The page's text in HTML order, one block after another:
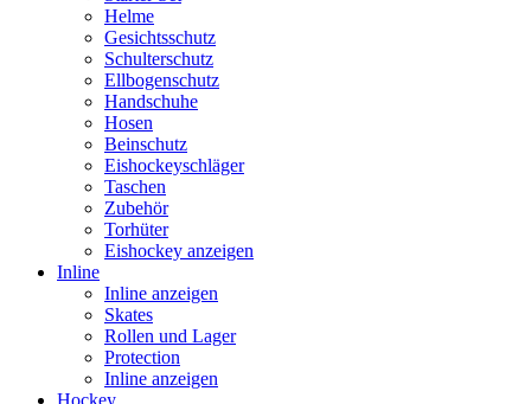
Helme
Gesichtsschutz
Schulterschutz
Ellbogenschutz
Handschuhe
Hosen
Beinschutz
Eishockeyschläger
Taschen
Zubehör
Torhüter
Eishockey anzeigen
Inline
Inline anzeigen
Skates
Rollen und Lager
Protection
Inline anzeigen
Hockey